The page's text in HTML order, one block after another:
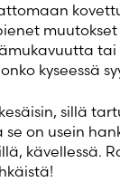
kyseessä
sillä
on usein
kävellessä.